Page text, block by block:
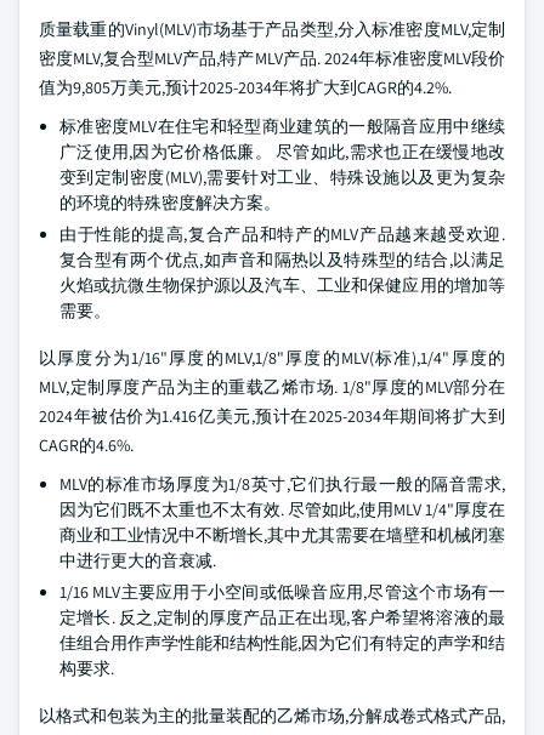
质量载重的Vinyl(MLV)市场基于产品类型,分入标准密度MLV,定制
密度MLV,复合型MLV产品,特产MLV产品. 2024年标准密度MLV段价
值为9,805万美元,预计2025-2034年将扩大到CAGR的4.2%.
标准密度MLV在住宅和轻型商业建筑的一般隔音应用中继续
广泛使用,因为它价格低廉。 尽管如此,需求也正在缓慢地改
变到定制密度(MLV),需要针对工业、特殊设施以及更为复杂
的环境的特殊密度解决方案。
由于性能的提高,复合产品和特产的MLV产品越来越受欢迎.
复合型有两个优点,如声音和隔热以及特殊型的结合,以满足
火焰或抗微生物保护源以及汽车、工业和保健应用的增加等
需要。
以厚度分为1/16"厚度的MLV,1/8"厚度的MLV(标准),1/4"厚度的
MLV,定制厚度产品为主的重载乙烯市场. 1/8"厚度的MLV部分在
2024年被估价为1.416亿美元,预计在2025-2034年期间将扩大到
CAGR的4.6%.
MLV的标准市场厚度为1/8英寸,它们执行最一般的隔音需求,
因为它们既不太重也不太有效. 尽管如此,使用MLV 1/4"厚度在
商业和工业情况中不断增长,其中尤其需要在墙壁和机械闭塞
中进行更大的音衰减.
1/16 MLV主要应用于小空间或低噪音应用,尽管这个市场有一
定增长. 反之,定制的厚度产品正在出现,客户希望将溶液的最
佳组合用作声学性能和结构性能,因为它们有特定的声学和结
构要求.
以格式和包装为主的批量装配的乙烯市场,分解成卷式格式产品,